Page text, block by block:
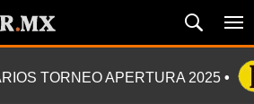
TORNEO APERTURA 2025